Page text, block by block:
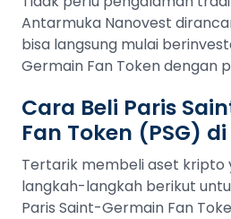
Antarmuka Nanovest
bisa langsung mulai
Germain Fan Token dengan
Cara Beli Paris
Fan Token (PSG)
Tertarik membeli aset kripto
langkah-langkah berikut
Paris Saint-Germain Fan